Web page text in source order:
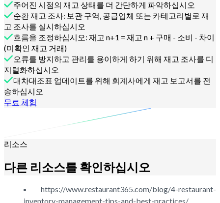
주어진 시점의 재고 상태를 더 간단하게 파악하십시오
순환 재고 조사: 보관 구역, 공급업체 또는 카테고리별로 재
고 조사를 실시하십시오
흐름을 조정하십시오: 재고 n+1 = 재고 n + 구매 - 소비 - 차이
(미확인 재고 거래)
오류를 방지하고 관리를 용이하게 하기 위해 재고 조사를 디
지털화하십시오
대차대조표 업데이트를 위해 회계사에게 재고 보고서를 전
송하십시오
무료 체험
리소스
다른 리소스를 확인하십시오
https://www.restaurant365.com/blog/4-restaurant-
inventory-management-tips-and-best-practices/